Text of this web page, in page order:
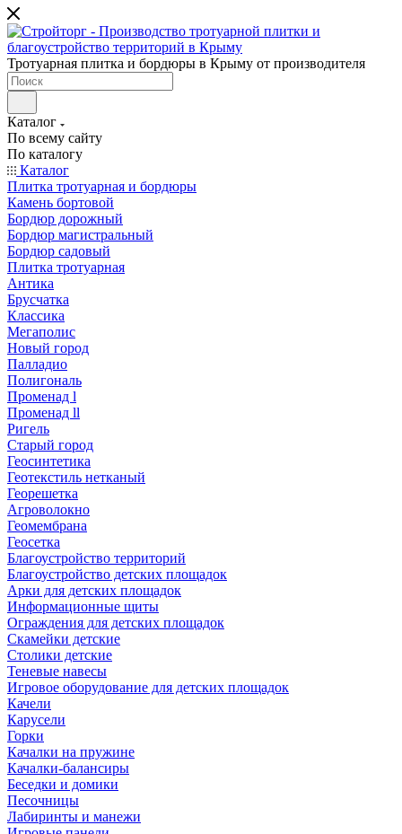
Тротуарная плитка и бордюры в Крыму от производителя
Каталог
По всему сайту
По каталогу
Каталог
Плитка тротуарная и бордюры
Камень бортовой
Бордюр дорожный
Бордюр магистральный
Бордюр садовый
Плитка тротуарная
Антика
Брусчатка
Классика
Мегаполис
Новый город
Палладио
Полигональ
Променад l
Променад ll
Ригель
Старый город
Геосинтетика
Геотекстиль нетканый
Георешетка
Агроволокно
Геомембрана
Геосетка
Благоустройство территорий
Благоустройство детских площадок
Арки для детских площадок
Информационные щиты
Ограждения для детских площадок
Скамейки детские
Столики детские
Теневые навесы
Игровое оборудование для детских площадок
Качели
Карусели
Горки
Качалки на пружине
Качалки-балансиры
Беседки и домики
Песочницы
Лабиринты и манежи